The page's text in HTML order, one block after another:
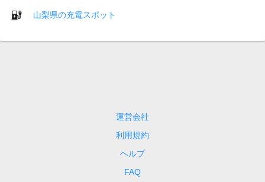
山梨県の充電スポット
運営会社
利用規約
ヘルプ
FAQ